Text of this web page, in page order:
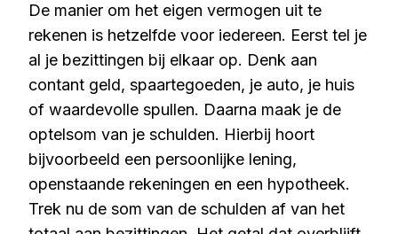
De manier om het eigen vermogen uit te
rekenen is hetzelfde voor iedereen. Eerst tel je
al je bezittingen bij elkaar op. Denk aan
contant geld, spaartegoeden, je auto, je huis
of waardevolle spullen. Daarna maak je de
optelsom van je schulden. Hierbij hoort
bijvoorbeeld een persoonlijke lening,
openstaande rekeningen en een hypotheek.
Trek nu de som van de schulden af van het